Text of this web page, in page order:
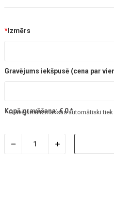
* Izmērs
Gravējums iekšpusē (cena par
Kopā gravēšana:€0*
* Gravējuma izmaksas automātiski